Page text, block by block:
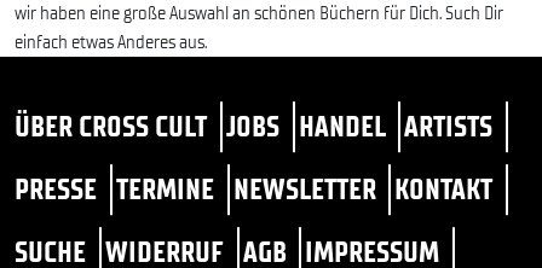
wir haben eine große Auswahl an schönen Büchern für Dich. Such Dir
einfach etwas Anderes aus.
ÜBER CROSS CULT JOBS HANDEL ARTISTS
PRESSE TERMINE NEWSLETTER KONTAKT
SUCHE WIDERRUF AGB IMPRESSUM